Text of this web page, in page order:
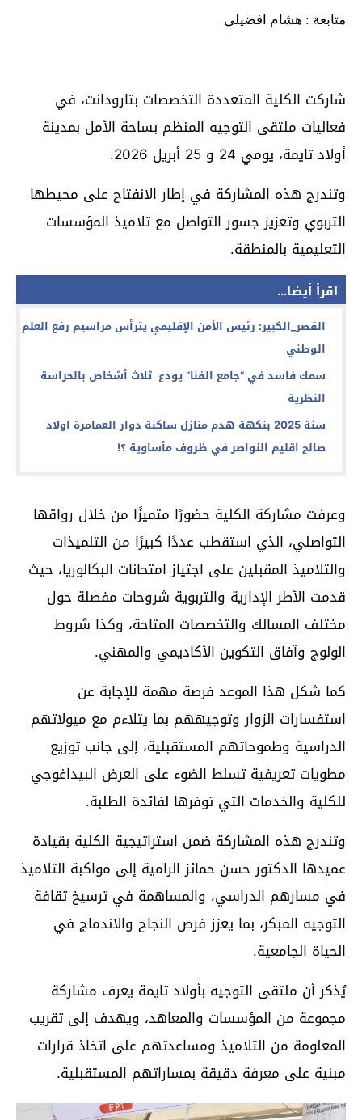
متابعة : هشام افضيلي
شاركت الكلية المتعددة التخصصات بتارودانت، في
فعاليات ملتقى التوجيه المنظم بساحة الأمل بمدينة
أولاد تايمة، يومي 24 و 25 أبريل 2026.
وتندرج هذه المشاركة في إطار الانفتاح على محيطها
التربوي وتعزيز جسور التواصل مع تلاميذ المؤسسات
التعليمية بالمنطقة.
اقرأ أيضا...
القصر_الكبير: رئيس الأمن الإقليمي يترأس مراسيم رفع العلم
الوطني
سمك فاسد في “جامع الفنا” يودع ثلاث أشخاص بالحراسة
النظرية
سنة 2025 بنكهة هدم منازل ساكنة دوار العمامرة اولاد
صالح اقليم النواصر في ظروف مأساوية ؟!
وعرفت مشاركة الكلية حضورًا متميزًا من خلال رواقها
التواصلي، الذي استقطب عددًا كبيرًا من التلميذات
والتلاميذ المقبلين على اجتياز امتحانات البكالوريا، حيث
قدمت الأطر الإدارية والتربوية شروحات مفصلة حول
مختلف المسالك والتخصصات المتاحة، وكذا شروط
الولوج وآفاق التكوين الأكاديمي والمهني.
كما شكل هذا الموعد فرصة مهمة للإجابة عن
استفسارات الزوار وتوجيههم بما يتلاءم مع ميولاتهم
الدراسية وطموحاتهم المستقبلية، إلى جانب توزيع
مطويات تعريفية تسلط الضوء على العرض البيداغوجي
للكلية والخدمات التي توفرها لفائدة الطلبة.
وتندرج هذه المشاركة ضمن استراتيجية الكلية بقيادة
عميدها الدكتور حسن حمائز الرامية إلى مواكبة التلاميذ
في مسارهم الدراسي، والمساهمة في ترسيخ ثقافة
التوجيه المبكر، بما يعزز فرص النجاح والاندماج في
الحياة الجامعية.
يُذكر أن ملتقى التوجيه بأولاد تايمة يعرف مشاركة
مجموعة من المؤسسات والمعاهد، ويهدف إلى تقريب
المعلومة من التلاميذ ومساعدتهم على اتخاذ قرارات
مبنية على معرفة دقيقة بمساراتهم المستقبلية.